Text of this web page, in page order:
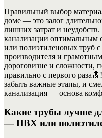
Правильный выбор
доме — это залог
лишних затрат и
канализации оптимальным
или полиэтиленовых труб
производителя и
дороговизне и сложности,
правильно с первого раза🔝
забыть важные этапы, и
канализация — основа
Какие трубы лучше
— ПВХ или